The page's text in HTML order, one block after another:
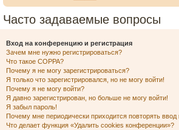
Часто задаваемые вопросы
Вход на конференцию и регистрация
Зачем мне нужно регистрироваться?
Что такое COPPA?
Почему я не могу зарегистрироваться?
Я только что зарегистрировался, но не могу войти!
Почему я не могу войти?
Я давно зарегистрирован, но больше не могу войти!
Я забыл пароль!
Почему мне периодически приходится повторять
Что делает функция «Удалить cookies конференции»?